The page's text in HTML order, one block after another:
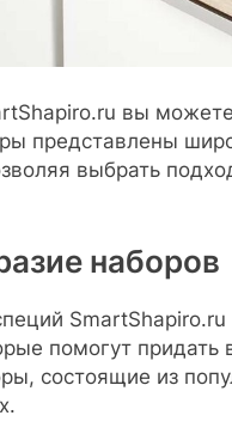
вы
представлены
выбрать
наборов
помогут
состоящие из